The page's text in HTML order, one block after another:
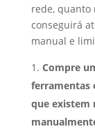
rede, quanto
conseguirá
manual e
Compre
ferramentas
que existem